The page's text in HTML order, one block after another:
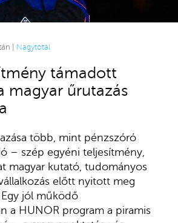
| Nagytotál
támadott
magyar űrutazás
több, mint pénzszóró
– szép egyéni teljesítmény,
magyar kutató, tudományos
előtt nyitott meg
jól működő
a HUNOR program a piramis